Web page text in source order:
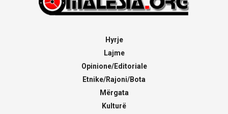
Hyrje
Lajme
Opinione/Editoriale
Etnike/Rajoni/Bota
Mërgata
Kulturë